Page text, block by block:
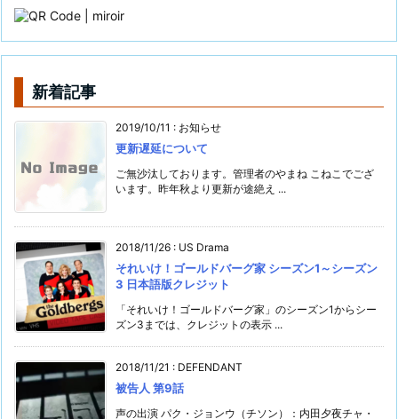
新着記事
2019/10/11 : お知らせ
更新遅延について
ご無沙汰しております。管理者のやまね こねこでござ
います。昨年秋より更新が途絶え ...
2018/11/26 : US Drama
それいけ！ゴールドバーグ家 シーズン1～シーズン
3 日本語版クレジット
「それいけ！ゴールドバーグ家」のシーズン1からシー
ズン3までは、クレジットの表示 ...
2018/11/21 : DEFENDANT
被告人 第9話
声の出演 パク・ジョンウ（チソン）：内田夕夜チャ・